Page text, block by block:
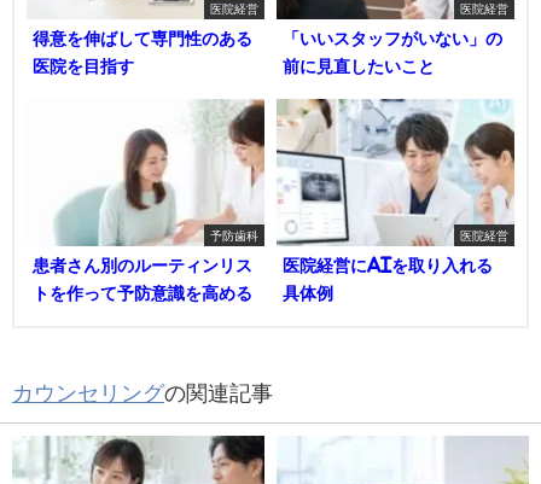
医院経営
得意を伸ばして専門性のある
医院を目指す
医院経営
「いいスタッフがいない」の
前に見直したいこと
予防歯科
患者さん別のルーティンリス
トを作って予防意識を高める
医院経営
医院経営にAIを取り入れる
具体例
カウンセリングの関連記事